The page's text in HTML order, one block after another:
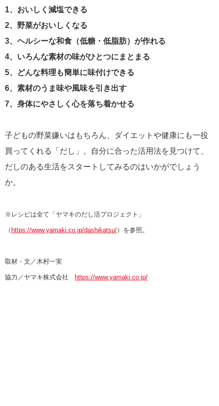
1、おいしく減塩できる
2、野菜がおいしくなる
3、ヘルシーな和食（低糖・低脂肪）が作れる
4、いろんな素材の味がひとつにまとまる
5、どんな料理も簡単に味付けできる
6、素材のうま味や風味を引き出す
7、身体にやさしく心を落ち着かせる
子どもの野菜嫌いはもちろん、ダイエットや健康にも一役
買ってくれる「だし」。自分に合った活用法を見つけて、
だしのある生活をスタートしてみるのはいかがでしょう
か。
※レシピは全て「ヤマキのだし活プロジェクト」
（ https://www.yamaki.co.jp/dashikatsu/）を参照。
取材・文／木村一実
協力／ヤマキ株式会社 https://www.yamaki.co.jp/